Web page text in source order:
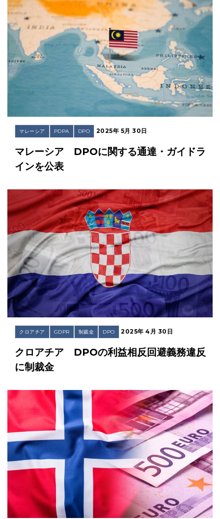
マレーシア PDPA DPO 2025年 5月 30日
マレーシア DPOに関する通達・ガイドラ
インを公表
クロアチア GDPR 制裁金 DPO 2025年 4月 30日
クロアチア DPOの利益相反回避義務違反
に制裁金